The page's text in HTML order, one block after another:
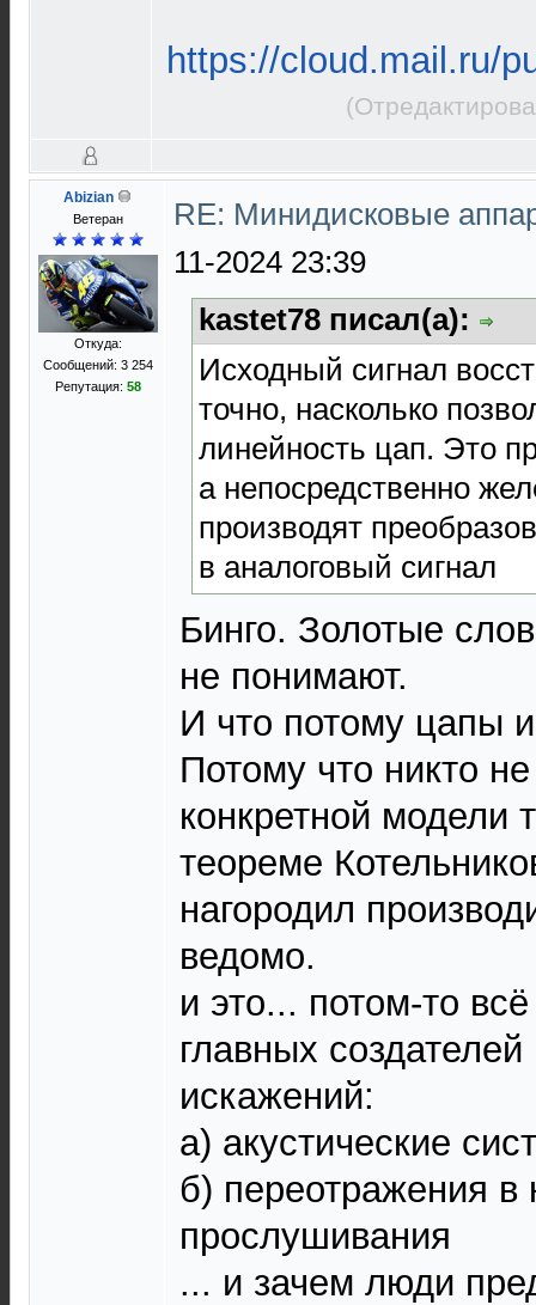
https://cloud.mail.ru/
Abizian
Ветеран
Откуда:
Сообщений: 3 254
Репутация: 58
RE: Минидисковые
11-2024 23:39
kastet78 писал(а):
Исходный сигнал
точно, насколько
линейность цап. Это
а непосредственно
производят
в аналоговый сигнал
Бинго. Золотые
не понимают.
И что потому цапы
Потому что никто
конкретной модели
теореме
нагородил
ведомо.
и это... потом-то
главных
искажений:
а) акустические
б) переотражения в
прослушивания
... и зачем люди